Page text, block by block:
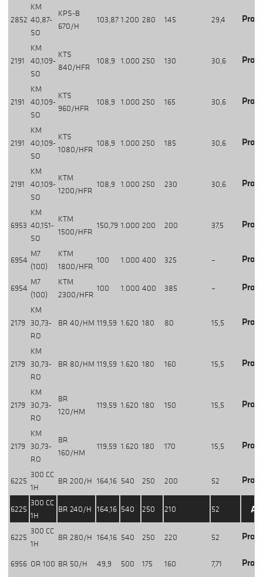
2852
KM
40,87-
SO
KPS-B
670/H
103,87 1.200 280 145 29,4
2191
KM
40,109-
SO
KTS
840/HFR
108,9 1.000 250 130 30,6
2191
KM
40,109-
SO
KTS
960/HFR
108,9 1.000 250 165 30,6
2191
KM
40,109-
SO
KTS
1080/HFR
108,9 1.000 250 185 30,6
2191
KM
40,109-
SO
KTM
1200/HFR
108,9 1.000 250 230 30,6
6953
KM
40,151-
SO
KTM
1500/HFR
150,79 1.000 200 200 37,5
6954
M7
(100)
KTM
1800/HFR
100 1.000 400 325 –
6954
M7
(100)
KTM
2300/HFR
100 1.000 400 385 –
2179
KM
30,73-
RO
BR 40/HM 119,59 1.620 180 80 15,5
2179
KM
30,73-
RO
BR 80/HM 119,59 1.620 180 160 15,5
2179
KM
30,73-
RO
BR
120/HM
119,59 1.620 180 150 15,5
2179
KM
30,73-
RO
BR
160/HM
119,59 1.620 180 170 15,5
6225
300 CC
1H
BR 200/H 164,16 540 250 200 52
6225
300 CC
1H
BR 240/H 164,16 540 250 210 52
6225
300 CC
1H
BR 280/H 164,16 540 250 220 52
6956 OR 100 BR 50/H 49,9 500 175 160 7,71